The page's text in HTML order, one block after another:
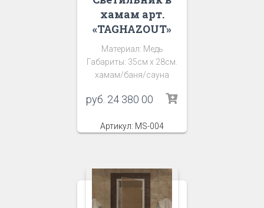
хамам арт.
«TAGHAZOUT»
Материал: Медь
Габариты: 35см х 28см.
хамам/баня/сауна
руб. 24 380 00
Артикул: MS-004